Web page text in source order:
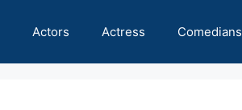
Actors Actress Comedians